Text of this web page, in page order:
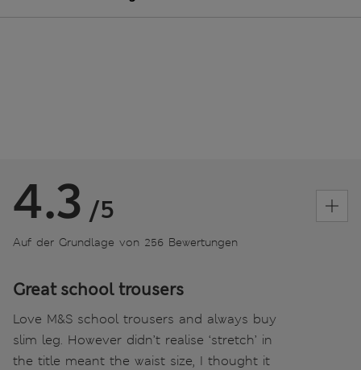
4.3 /5
Auf der Grundlage von 256 Bewertungen
Great school trousers
Love M&S school trousers and always buy
slim leg. However didn’t realise ‘stretch’ in
the title meant the waist size, I thought it